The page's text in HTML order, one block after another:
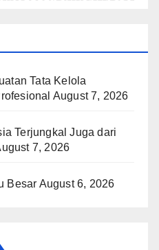
Tata Kelola
August 7, 2026
Terjungkal Juga dari
7, 2026
Besar August 6, 2026